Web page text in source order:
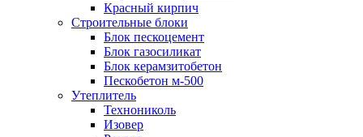
Красный кирпич
Строительные блоки
Блок пескоцемент
Блок газосиликат
Блок керамзитобетон
Пескобетон м-500
Утеплитель
Технониколь
Изовер